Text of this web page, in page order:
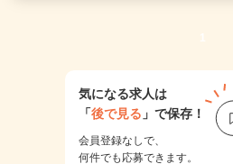
1
気になる求人は
「後で見る 」で保存！
会員登録なしで、
何件でも応募できます。